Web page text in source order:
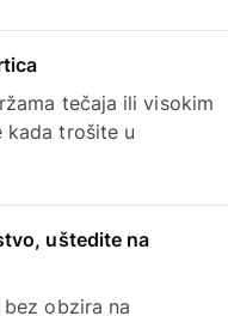
tečaja ili visokim
kada trošite u
uštedite na
obzira na